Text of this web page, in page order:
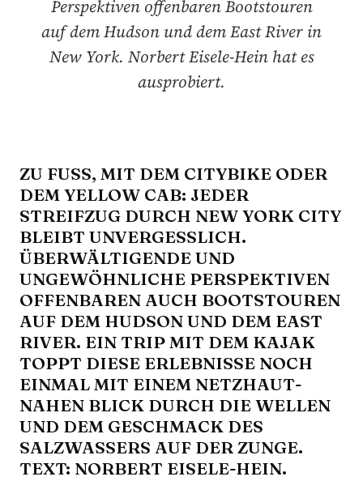
Perspektiven offenbaren Bootstouren
auf dem Hudson und dem East River in
New York. Norbert Eisele-Hein hat es
ausprobiert.
ZU FUSS, MIT DEM CITYBIKE ODER D
EM YELLOW CAB: JEDER S
TREIFZUG DURCH NEW YORK CITY B
LEIBT UNVERGESSLICH. Ü
BERWÄLTIGENDE UND U
NGEWÖHNLICHE PERSPEKTIVEN O
FFENBAREN AUCH BOOTSTOUREN A
UF DEM HUDSON UND DEM EAST R
IVER. EIN TRIP MIT DEM KAJAK T
OPPT DIESE ERLEBNISSE NOCH E
INMAL MIT EINEM NETZHAUT-N
AHEN BLICK DURCH DIE WELLEN U
ND DEM GESCHMACK DES S
ALZWASSERS AUF DER ZUNGE. T
EXT: NORBERT EISELE-HEIN.